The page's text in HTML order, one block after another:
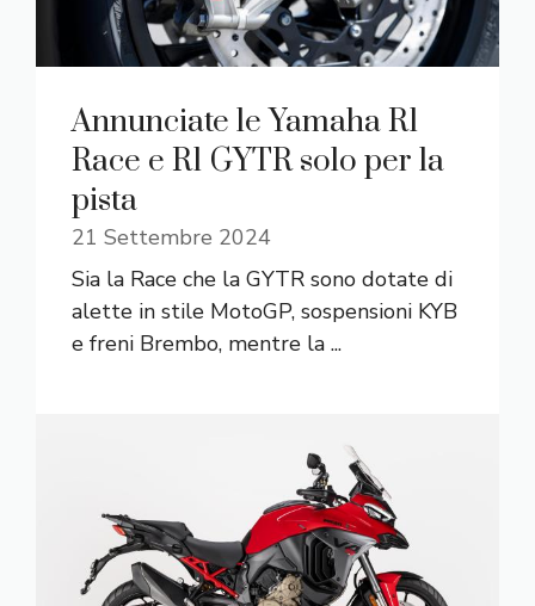
Annunciate le Yamaha R1
Race e R1 GYTR solo per la
pista
21 Settembre 2024
Sia la Race che la GYTR sono dotate di
alette in stile MotoGP, sospensioni KYB
e freni Brembo, mentre la ...